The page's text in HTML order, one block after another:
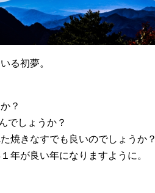
る初夢。
？
しょうか？
焼きなすでも良いのでしょうか？
年が良い年になりますように。